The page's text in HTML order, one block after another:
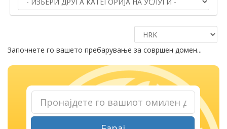
Започнете го вашето пребарување за совршен домен...